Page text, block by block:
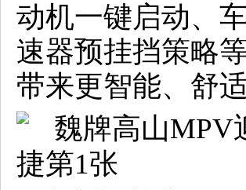
动机一键启动、
速器预挂挡策略
带来更智能、舒